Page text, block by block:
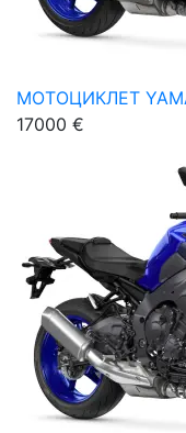
МОТОЦИКЛЕТ
17000 €